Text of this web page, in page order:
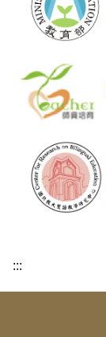
:::